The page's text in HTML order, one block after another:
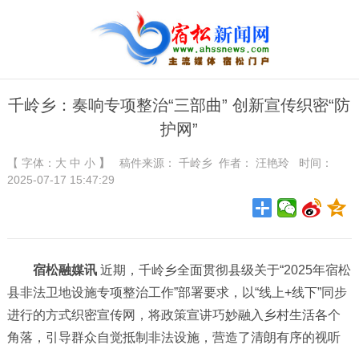
千岭乡：奏响专项整治“三部曲” 创新宣传织密“防
护网”
【 字体： 大 中 小】 稿件来源： 千岭乡作者： 汪艳玲 时间：
2025-07-17 15:47:29
宿松融媒讯近期，千岭乡全面贯彻县级关于“2025年宿松
县非法卫地设施专项整治工作”部署要求，以“线上+线下”同步
进行的方式织密宣传网，将政策宣讲巧妙融入乡村生活各个
角落，引导群众自觉抵制非法设施，营造了清朗有序的视听